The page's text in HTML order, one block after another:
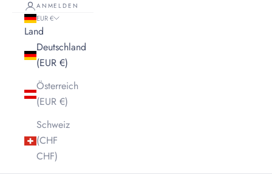
ANMELDEN
EUR €
Land
Deutschland
(EUR €)
Österreich
(EUR €)
Schweiz
(CHF
CHF)